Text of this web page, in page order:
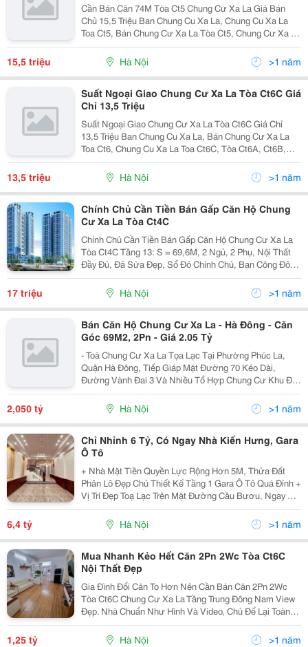
Cần Bán Căn 74M Tòa Ct5 Chung Cư Xa La Giá Bán
Chủ 15,5 Triệu Ban Chung Cu Xa La, Chung Cu Xa La
Toa Ct5, Bán Chung Cư Xa La Tòa Ct5, Chung Cư Xa La
Tòa Ct5, Tòa Ct5 Chung Cư Xa La, Ban Chung Cu Xa La
Ha Dong, Chung Cư Xa La Ct5, Chung Cư Xa La To
15,5 triệu Hà Nội >1 năm
Suất Ngoại Giao Chung Cư Xa La Tòa Ct6C Giá
Chỉ 13,5 Triệu
Suất Ngoại Giao Chung Cư Xa La Tòa Ct6C Giá Chỉ
13,5 Triệu Ban Chung Cu Xa La, Bán Chung Cư Xa La
Toa Ct6, Chung Cu Xa La Toa Ct6C, Tòa Ct6A, Ct6B,
Ct6C Chung Cu Xa La , Chung Cư Xa La Ct6, Tòa Ct6C
Chung Cu Xa La, Căn 3 Pn Toa Ct6 Chung Cu Xa La,
13,5 triệu Hà Nội >1 năm
Chính Chủ Cần Tiền Bán Gấp Căn Hộ Chung
Cư Xa La Tòa Ct4C
Chính Chủ Cần Tiền Bán Gấp Căn Hộ Chung Cư Xa La
Tòa Ct4C Tầng 13: S = 69,6M, 2 Ngủ, 2 Phụ, Nội Thất
Đầy Đủ, Đã Sửa Đẹp, Sổ Đỏ Chính Chủ, Ban Công Đông
Nam, Cửa Tây Bắc, Đường Đôi.tiện Ích Gần Siêu Thị,
Trường Học, Bệnh Viện 103...,Thuận Tiện Giao Th
17 triệu Hà Nội >1 năm
Bán Căn Hộ Chung Cư Xa La - Hà Đông - Căn
Góc 69M2, 2Pn - Giá 2.05 Tỷ
- Toà Chung Cư Xa La Tọa Lạc Tại Phường Phúc La,
Quận Hà Đông, Tiếp Giáp Mặt Đường 70 Kéo Dài,
Đường Vành Đai 3 Và Nhiều Tổ Hợp Chung Cư Khu Đô
Thị Mới, Được Đánh Giá Là Khu Vực Phát Triển Năng
Động Và Hiện Đại Của Thủ Đô. - Căn Hộ Chung Cư Với
2,050 tỷ Hà Nội >1 năm
Chỉ Nhỉnh 6 Tỷ, Có Ngay Nhà Kiến Hưng, Gara
Ô Tô
+ Nhà Mặt Tiền Quyền Lực Rộng Hơn 5M, Thửa Đất
Phân Lô Đẹp Chủ Thiết Kế Tầng 1 Gara Ô Tô Quá Đỉnh +
Vị Trí Đẹp Toạ Lạc Trên Mặt Đường Cầu Bươu, Ngay Sát
Chung Cư Xa La, Giáp Thanh Trì, Cách Đại Lộ Chu Văn
An - Nguyễn Xiển 500M + Sổ Chính Chủ, Giá...
6,4 tỷ Hà Nội >1 năm
Mua Nhanh Kẻo Hết Căn 2Pn 2Wc Tòa Ct6C
Nội Thất Đẹp
Gia Đình Đổi Căn To Hơn Nên Cần Bán Căn 2Pn 2Wc
Tòa Ct6C Chung Cư Xa La Tầng Trung Đông Nam View
Đẹp. Nhà Chuẩn Như Hình Và Video, Chủ Để Lại Toàn
Bộ Nội Thất. Diện Tích 62M2 2 Ngủ 2 Vệ Sinh. Pháp Lý:
Hđmb Giá 1.25 Tỷ. Hotline Xem Nhà 0986...
1,25 tỷ Hà Nội >1 năm